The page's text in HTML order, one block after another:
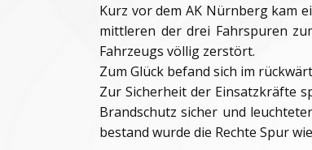
Kurz vor dem AK Nürnberg kam
mittleren der drei Fahrspuren
Fahrzeugs völlig zerstört.
Zum Glück befand sich im
Zur Sicherheit der Einsatzkräfte
Brandschutz sicher und
bestand wurde die Rechte Spur